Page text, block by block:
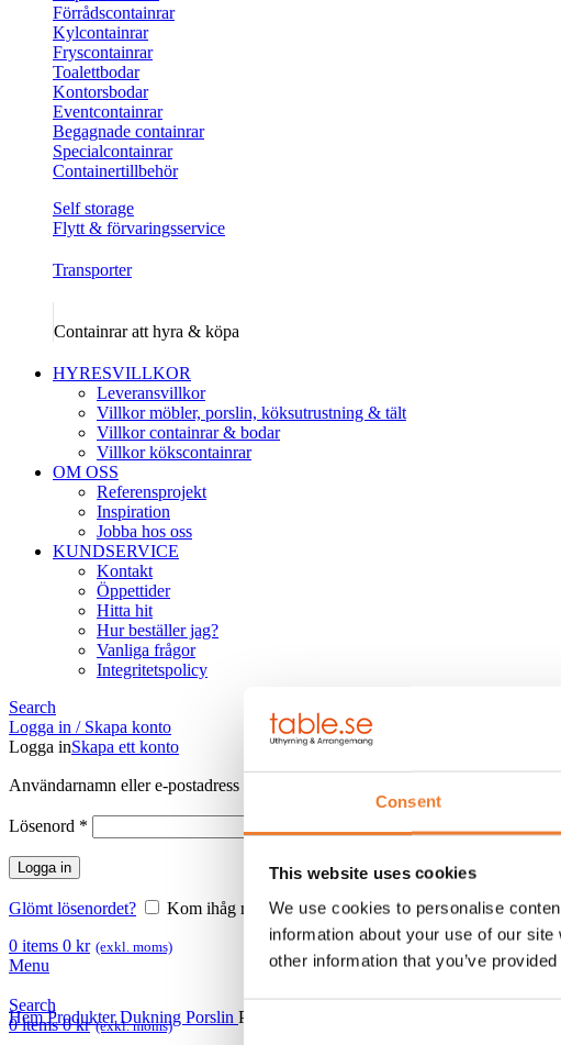
Consent
This website uses cookies
We use cookies to personalise
information about your use of our
other information that you’ve
Förrådscontainrar
Kylcontainrar
Fryscontainrar
Toalettbodar
Kontorsbodar
Eventcontainrar
Begagnade containrar
Specialcontainrar
Containertillbehör
Self storage
Flytt & förvaringsservice
Transporter
Containrar att hyra & köpa
HYRESVILLKOR
Leveransvillkor
Villkor möbler, porslin, köksutrustning & tält
Villkor containrar & bodar
Villkor kökscontainrar
OM OSS
Referensprojekt
Inspiration
Jobba hos oss
KUNDSERVICE
Kontakt
Öppettider
Hitta hit
Hur beställer jag?
Vanliga frågor
Integritetspolicy
Search
Logga in / Skapa konto
Logga inSkapa ett konto
Användarnamn eller e-postadress
Lösenord *
Logga in
Glömt lösenordet?
Kom ihåg mig
0 items 0 kr (exkl. moms)
Menu
Search
0items 0kr (exkl. moms)
HemProdukterDukning Porslin Porslinssked